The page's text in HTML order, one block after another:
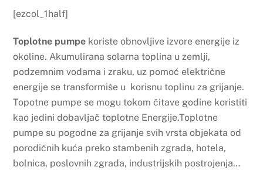
[ezcol_1half]
Toplotne pumpe koriste obnovljive izvore energije iz
okoline. Akumulirana solarna toplina u zemlji,
podzemnim vodama i zraku, uz pomoć električne
energije se transformiše u korisnu toplinu za grijanje.
Topotne pumpe se mogu tokom čitave godine koristiti
kao jedini dobavljač toplotne Energije.Toplotne
pumpe su pogodne za grijanje svih vrsta objekata od
porodičnih kuća preko stambenih zgrada, hotela,
bolnica, poslovnih zgrada, industrijskih postrojenja…